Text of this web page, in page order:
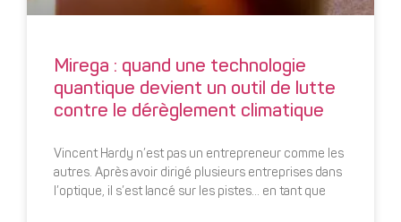
Mirega : quand une technologie
quantique devient un outil de lutte
contre le dérèglement climatique
Vincent Hardy n’est pas un entrepreneur comme les
autres. Après avoir dirigé plusieurs entreprises dans
l’optique, il s’est lancé sur les pistes… en tant que